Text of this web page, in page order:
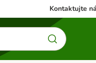
Kontaktujte